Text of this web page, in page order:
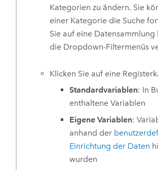
Kategorien zu ändern. Sie
einer Kategorie die Suche
Sie auf eine
die Dropdown-Filtermenüs
Klicken Sie auf eine
Standardvariablen: In
enthaltene Variablen
Eigene Variablen:
anhand der
Einrichtung der Daten
wurden